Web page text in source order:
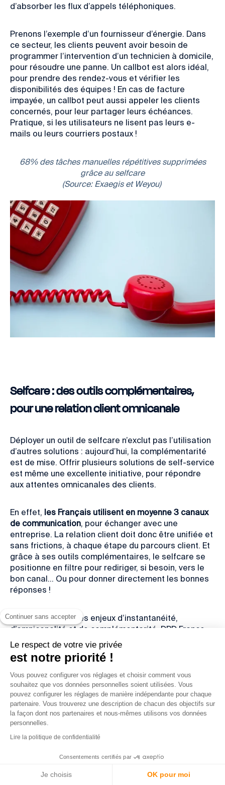
Continuer sans accepter
Le respect de votre vie privée
est notre priorité !
Vous pouvez configurer vos réglages et choisir comment vous
souhaitez que vos données personnelles soient utilisées. Vous
pouvez configurer les réglages de manière indépendante pour chaque
partenaire. Vous trouverez une description de chacun des objectifs sur
la façon dont nos partenaires et nous-mêmes utilisons vos données
personnelles.
Lire la politique de confidentialité
Consentements certifiés par
Je choisis OK pour moi
Ce site web stocke les cookies sur votre ordinateur. Ces cookies sont
utilisés pour collecter des informations sur la manière dont vous
interagissez avec notre site web et nous permettent de nous souvenir
de vous. Si vous continuez à utiliser ce dernier, nous considérerons
que vous acceptez l'utilisation des cookies.
Pour en savoir plus sur les cookies que nous utilisons, consultez notre
politique de confidentialité.
d’absorber les flux d’appels téléphoniques.
Prenons l’exemple d’un fournisseur d’énergie. Dans
ce secteur, les clients peuvent avoir besoin de
programmer l’intervention d’un technicien à domicile,
pour résoudre une panne. Un callbot est alors idéal,
pour prendre des rendez-vous et vérifier les
disponibilités des équipes ! En cas de facture
impayée, un callbot peut aussi appeler les clients
concernés, pour leur partager leurs échéances.
Pratique, si les utilisateurs ne lisent pas leurs e-
mails ou leurs courriers postaux !
68% des tâches manuelles répétitives supprimées
grâce au selfcare
(Source: Exaegis et Weyou)
Selfcare : des outils complémentaires,
pour une relation client omnicanale
Déployer un outil de selfcare n’exclut pas l’utilisation
d’autres solutions : aujourd’hui, la complémentarité
est de mise. Offrir plusieurs solutions de self-service
est même une excellente initiative, pour répondre
aux attentes omnicanales des clients.
En effet, les Français utilisent en moyenne 3 canaux
de communication, pour échanger avec une
entreprise. La relation client doit donc être unifiée et
sans frictions, à chaque étape du parcours client. Et
grâce à ses outils complémentaires, le selfcare se
positionne en filtre pour rediriger, si besoin, vers le
bon canal… Ou pour donner directement les bonnes
réponses !
Pour répondre à ces enjeux d’instantanéité,
d’omnicanalité et de complémentarité, DPD France
mise notamment sur plusieurs outils de selfcare : un
chatbot, une FAQ dynamique, une box d’aide
personnalisée… Et une “solution voix”, pour faciliter
l’escalade de contact auprès de conseillers humains
! L’intelligence artificielle facilite le travail des
équipes, sans jamais le remplacer.
Auteur